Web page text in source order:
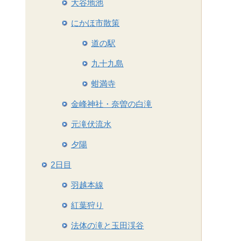
大谷地池
にかほ市散策
道の駅
九十九島
蚶満寺
金峰神社・奈曽の白滝
元滝伏流水
夕陽
2日目
羽越本線
紅葉狩り
法体の滝と玉田渓谷